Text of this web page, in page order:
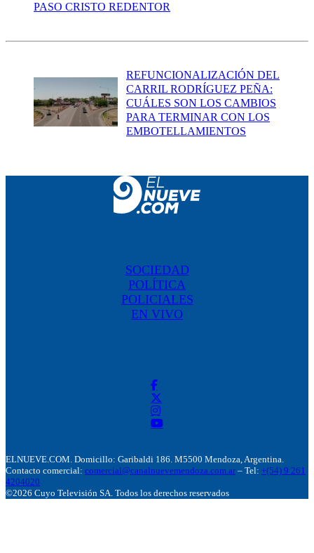
PASO CRISTO REDENTOR
REFUNCIONALIZACIÓN DEL
CARRIL RODRÍGUEZ PEÑA:
CUÁLES SON LOS CAMBIOS
PARA TERMINAR CON LOS
EMBOTELLAMIENTOS
SOCIEDAD
POLÍTICA
POLICIALES
EN VIVO
ELNUEVE.COM. Domicillo: Garibaldi 186. M5500 Mendoza, Argentina.
Contacto comercial: comercial@canalnuevemendoza.com.ar – Tel: +(54) 9 261
4204020
©2026 Cuyo Televisión SA. Todos los derechos reservados